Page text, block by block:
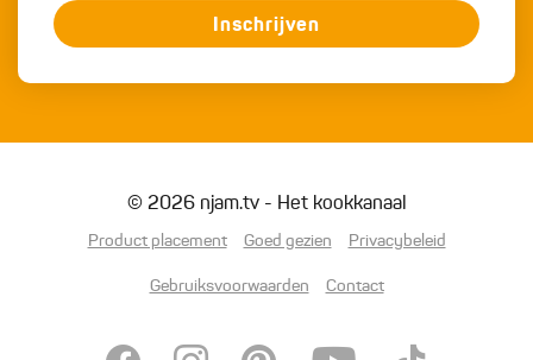
Inschrijven
© 2026 njam.tv - Het kookkanaal
Product placement Goed gezien Privacybeleid
Gebruiksvoorwaarden Contact